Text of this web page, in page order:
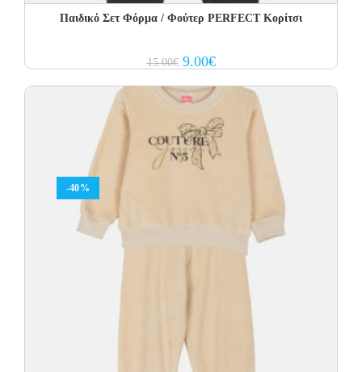
Παιδικό Σετ Φόρμα / Φούτερ PERFECT Kορίτσι
15.00€ Original
price
15.00€.
9.00€Current
price
9.00€.
-40%